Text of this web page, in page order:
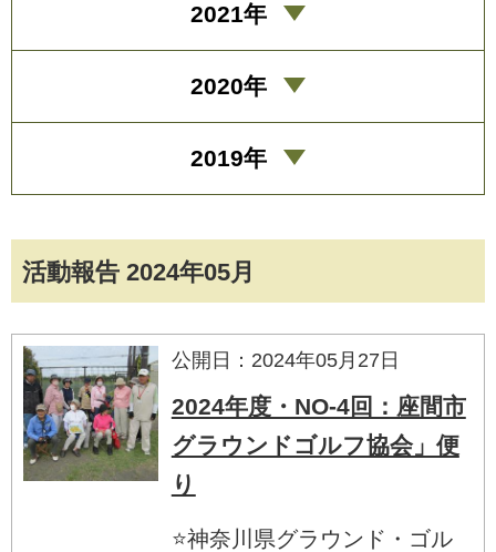
活動報告 2024年05月
公開日：2024年05月27日
2024年度・NO-4回：座間市
グラウンドゴルフ協会」便
り
⭐神奈川県グラウンド・ゴル
2021年
2020年
2019年